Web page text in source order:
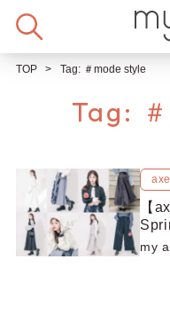
TOP Tag: ＃mode style
Tag:
【
第3
my